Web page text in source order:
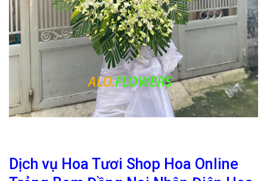
Dịch vụ Hoa Tươi Shop Hoa Online